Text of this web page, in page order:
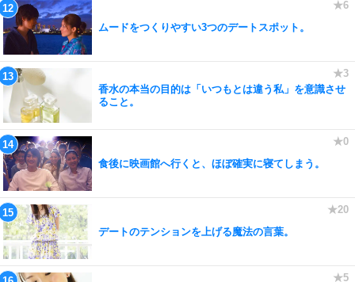
ムードをつくりやすい3つのデートスポット。
香水の本当の目的は「いつもとは違う私」を意識させ
ること。
食後に映画館へ行くと、ほぼ確実に寝てしまう。
デートのテンションを上げる魔法の言葉。